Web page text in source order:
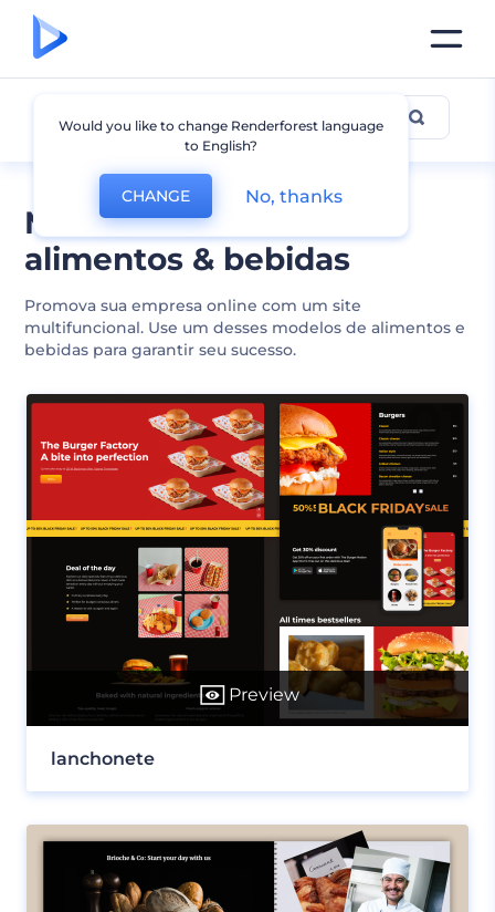
Modelos de site de
alimentos & bebidas
Promova sua empresa online com um site
multifuncional. Use um desses modelos de alimentos e
bebidas para garantir seu sucesso.
Alimentos & Bebidas
Preview
lanchonete
Would you like to change Renderforest language
to English?
CHANGE No, thanks